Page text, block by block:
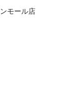
モール店